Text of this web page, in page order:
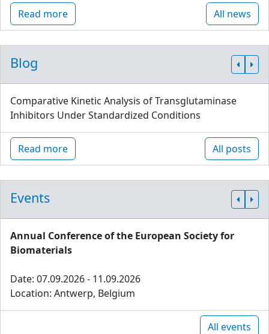
Read more All news
Blog
Comparative Kinetic Analysis of Transglutaminase
Inhibitors Under Standardized Conditions
Read more All posts
Events
Annual Conference of the European Society for
Biomaterials
Date: 07.09.2026 - 11.09.2026
Location: Antwerp, Belgium
All events